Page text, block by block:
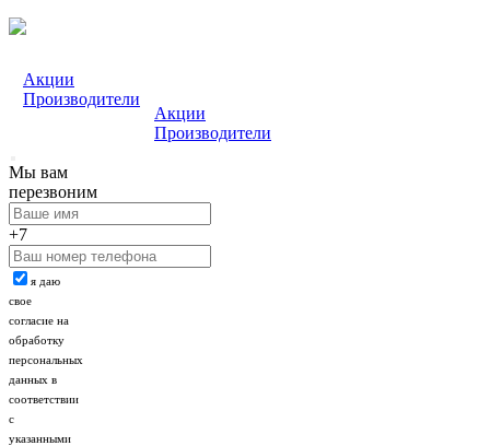
Акции
Производители
Акции
Производители
Мы вам
перезвоним
+7
я даю
свое
согласие на
обработку
персональных
данных в
соответствии
с
указанными